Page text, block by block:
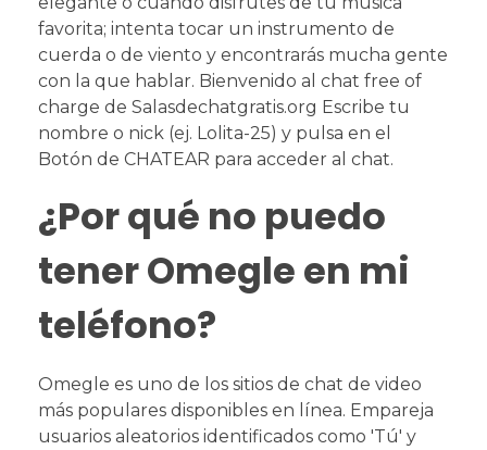
favorita; intenta tocar un instrumento de
cuerda o de viento y encontrarás mucha gente
con la que hablar. Bienvenido al chat free of
charge de Salasdechatgratis.org Escribe tu
nombre o nick (ej. Lolita-25) y pulsa en el
Botón de CHATEAR para acceder al chat.
¿Por qué no puedo
tener Omegle en mi
teléfono?
Omegle es uno de los sitios de chat de video
más populares disponibles en línea. Empareja
usuarios aleatorios identificados como 'Tú' y